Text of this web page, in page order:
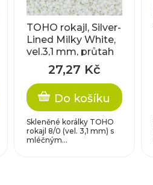
TOHO rokajl, Silver-
Lined Milky White,
vel.3,1 mm, průtah
1,3 mm27,27 Kč
Do košíku
Skleněné korálky TOHO
rokajl 8/0 (vel. 3,1 mm) s
mléčným...